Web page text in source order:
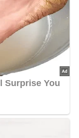
das Gericht
sich ein
kann der Speck
bevor das
kräftige
Wer es etwas
frische Kräuter